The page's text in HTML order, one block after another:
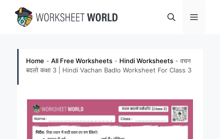
content
Menu
Home - All Free Worksheets - Hindi Worksheets - वचन
बदलो कक्षा 3 | Hindi Vachan Badlo Worksheet For Class 3